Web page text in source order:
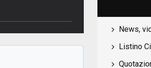
News,
Listino